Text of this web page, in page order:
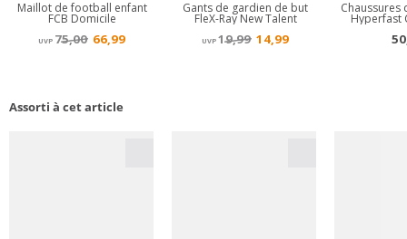
Assorti à cet article